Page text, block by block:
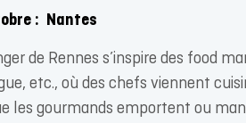
: Nantes
de Rennes s’inspire des food
etc., où des chefs viennent
les gourmands emportent ou